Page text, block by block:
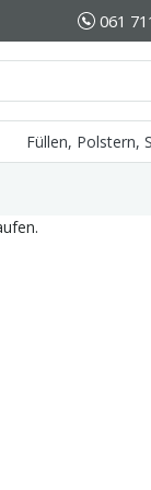
061
Füllen, Polstern,